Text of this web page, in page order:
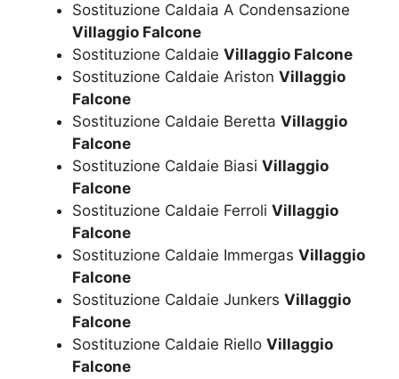
Sostituzione Caldaia A Condensazione
Villaggio Falcone
Sostituzione Caldaie Villaggio Falcone
Sostituzione Caldaie Ariston Villaggio
Falcone
Sostituzione Caldaie Beretta Villaggio
Falcone
Sostituzione Caldaie Biasi Villaggio
Falcone
Sostituzione Caldaie Ferroli Villaggio
Falcone
Sostituzione Caldaie Immergas Villaggio
Falcone
Sostituzione Caldaie Junkers Villaggio
Falcone
Sostituzione Caldaie Riello Villaggio
Falcone